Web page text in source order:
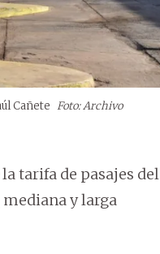
Cañete Foto: Archivo
tarifa de pasajes del
y larga